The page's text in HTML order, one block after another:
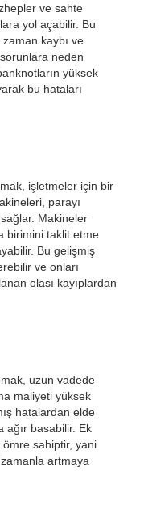
ve sahte
yol açabilir. Bu
kaybı ve
neden
yüksek
bu hataları
işletmeler için bir
parayı
Makineler
birimini taklit etme
Bu gelişmiş
ve onları
olası kayıplardan
uzun vadede
maliyeti yüksek
hatalardan elde
ağır basabilir. Ek
sahiptir, yani
zamanla artmaya